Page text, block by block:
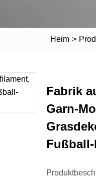
Heim >
Fabrik
Garn-